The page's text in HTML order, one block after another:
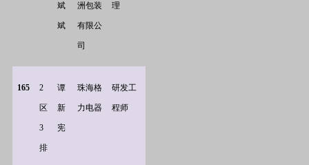
斌
斌
洲包装
有限公
司
理
165 2
区
3
排
谭
新
宪
珠海格
力电器
研发工
程师